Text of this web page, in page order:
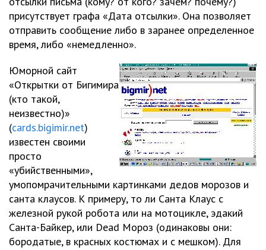
присутствует графа «Дата отсылки». Она позволяет
отправить сообщение либо в заранее определенное
время, либо «немедленно».
Юморной сайт
«Открытки от Бигимира
(кто такой,
неизвестно)»
(cards.bigimir.net)
известен своими
просто
«убийственными»,
умопомрачительными картинками дедов морозов и
санта клаусов. К примеру, то ли Санта Клаус с
железной рукой робота или на мотоцикле, эдакий
Санта-Байкер, или Dead Мороз (одинаковы они:
бородатые, в красных костюмах и с мешком). Для